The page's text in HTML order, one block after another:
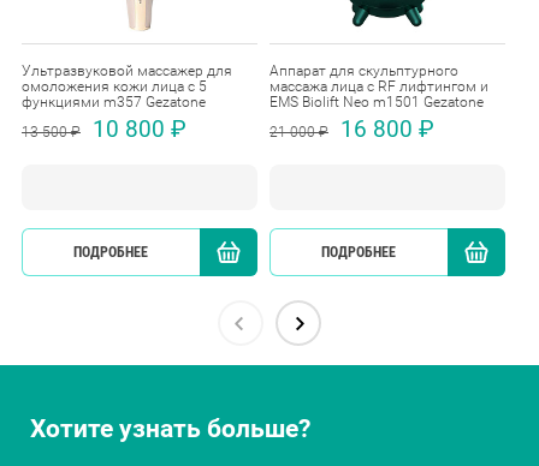
Ультразвуковой массажер для
омоложения кожи лица с 5
функциями m357 Gezatone
13 500 ₽
10 800 ₽
ПОДРОБНЕЕ КУПИТЬ
Аппарат для скульптурного
массажа лица с RF лифтингом и
EMS Biolift Neo m1501 Gezatone
21 000 ₽
16 800 ₽
ПОДРОБНЕЕ
Хотите узнать больше?